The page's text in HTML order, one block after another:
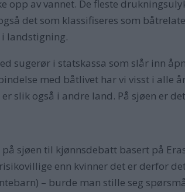
opp av vannet. De fleste
det som klassifiseres som
landstigning.
sugerør i statskassa som slår inn
med båtlivet har vi visst i alle
slik også i andre land. På sjøen er
sjøen til kjønnsdebatt basert på
enn kvinner det er derfor
– burde man stille seg